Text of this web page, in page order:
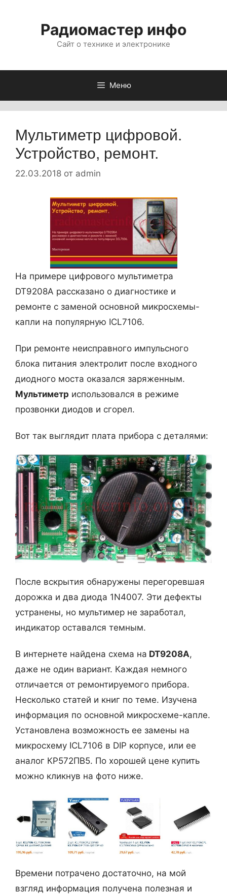
содержимомуРадиомастер инфо
Сайт о технике и электронике
Меню
Мультиметр цифровой.
Устройство, ремонт.
22.03.2018 от admin
На примере цифрового мультиметра
DT9208A рассказано о диагностике и
ремонте с заменой основной микросхемы-
капли на популярную ICL7106.
При ремонте неисправного импульсного
блока питания электролит после входного
диодного моста оказался заряженным.
Мультиметр использовался в режиме
прозвонки диодов и сгорел.
Вот так выглядит плата прибора с деталями:
После вскрытия обнаружены перегоревшая
дорожка и два диода 1N4007. Эти дефекты
устранены, но мультимер не заработал,
индикатор оставался темным.
В интернете найдена схема на DT9208A,
даже не один вариант. Каждая немного
отличается от ремонтируемого прибора.
Несколько статей и книг по теме. Изучена
информация по основной микросхеме-капле.
Установлена возможность ее замены на
микросхему ICL7106 в DIP корпусе, или ее
аналог КР572ПВ5. По хорошей цене купить
можно кликнув на фото ниже.
Времени потрачено достаточно, на мой
взгляд информация получена полезная и